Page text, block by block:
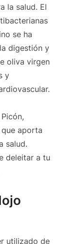
la salud. El
se ha
digestión y
oliva virgen
y
aporta
salud.
deleitar a tu
utilizado de